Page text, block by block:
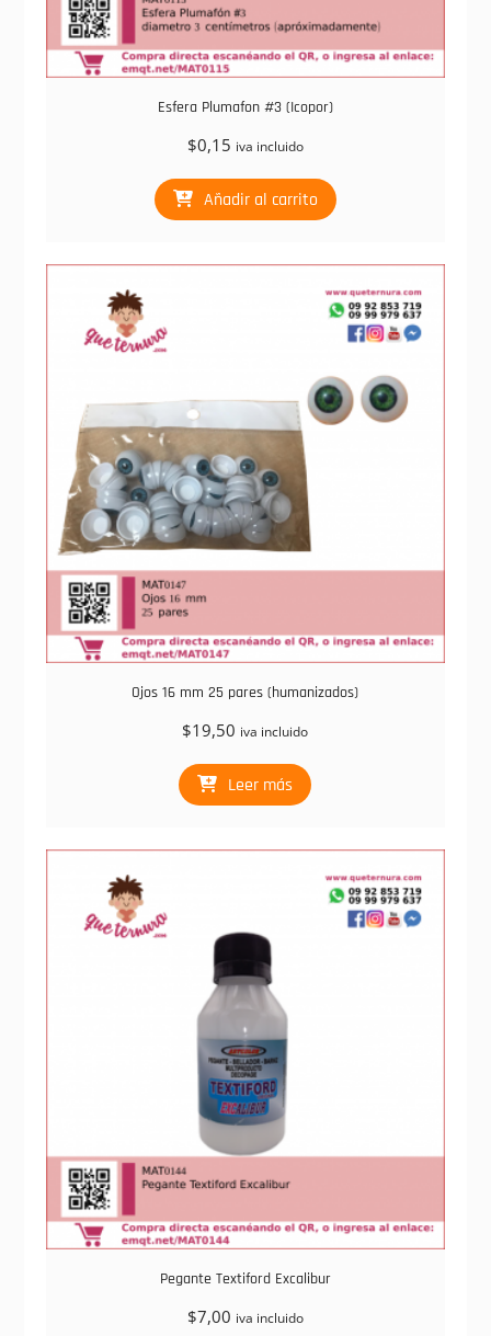
Esfera Plumafon #3 (Icopor)
$0,15 iva incluido
Añadir al carrito
Ojos 16 mm 25 pares (humanizados)
$19,50 iva incluido
Leer más
Pegante Textiford Excalibur
$7,00 iva incluido